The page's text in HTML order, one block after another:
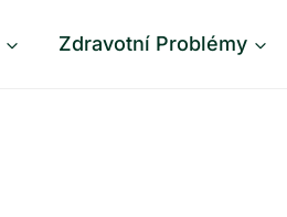
Zdravotní Problémy